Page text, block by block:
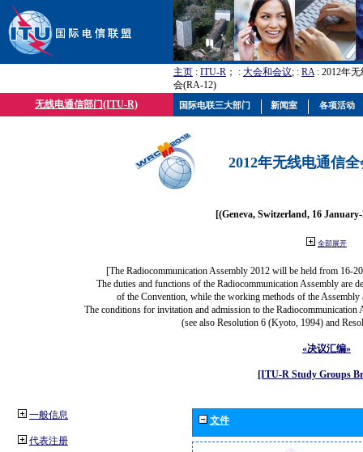
主页 : ITU-R ； : 大会和会议; : RA: 2012年
会(RA-12)
无线电通信部门(ITU-R)
2012年无线电通信
[(Geneva, Switzerland, 16
全部展开
[The Radiocommunication Assembly 2012 will be held from 16-
The duties and functions of the Radiocommunication Assembly are
of the Convention, while the working methods of the
The conditions for invitation and admission to the
(see also Resolution 6 (Kyoto, 1994) and
«决议汇编»
[ITU-R Study Groups
一般信息
代表注册
文件
国际电联三大部门 新闻室 各项活动